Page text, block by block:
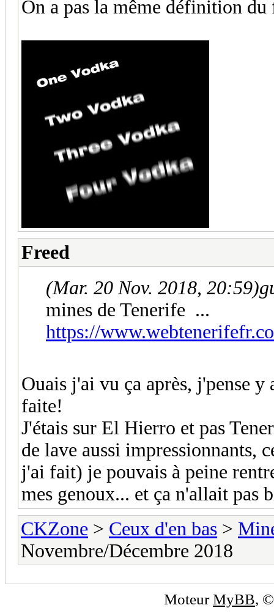
On a pas la même définition
Freed
(Mar. 20 Nov. 2018, 20:59)
mines de Tenerife ...
https://
Ouais j'ai vu ça après, j'pense
faite!
J'étais sur El Hierro et pas
de lave aussi impressionnants,
j'ai fait) je pouvais à peine
mes genoux... et ça n'allait pas
CKZone > Ceux d'en bas >
Novembre/Décembre 2018
MoteurMyBB,